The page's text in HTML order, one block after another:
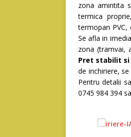
zona amintita
termica
termopan PVC,
Se afla in
zona (tramvai,
Pret stabilit si
de inchiriere,
Pentru detalii
0745 984 394